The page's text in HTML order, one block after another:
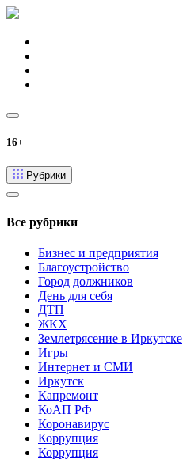
16+
Рубрики
Все рубрики
Бизнес и предприятия
Благоустройство
Город должников
День для себя
ДТП
ЖКХ
Землетрясение в Иркутске
Игры
Интернет и СМИ
Иркутск
Капремонт
КоАП РФ
Коронавирус
Коррупция
Коррупция